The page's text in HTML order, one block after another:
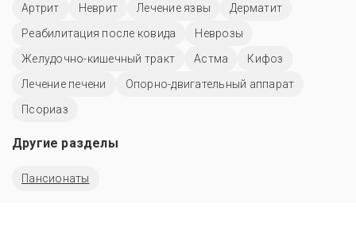
Артрит
Неврит Лечение язвы
Дерматит
Реабилитация после ковида
Неврозы
Желудочно-кишечный тракт
Астма
Кифоз
Лечение печени
Опорно-двигательный аппарат
Псориаз
Другие разделы
Пансионаты